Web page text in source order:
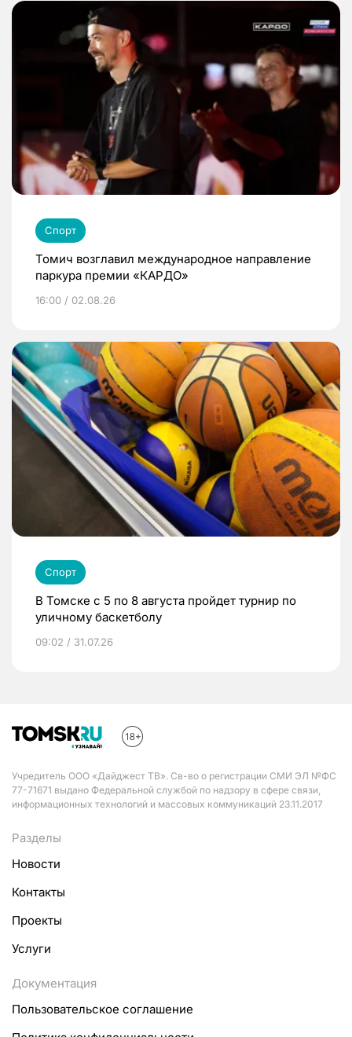
Спорт
Томич возглавил международное направление
паркура премии «КАРДО»
16:00 / 02.08.26
Спорт
В Томске с 5 по 8 августа пройдет турнир по
уличному баскетболу
09:02 / 31.07.26
Учредитель ООО «Дайджест ТВ». Св-во о регистрации СМИ ЭЛ №ФС
77-71671 выдано Федеральной службой по надзору в сфере связи,
информационных технологий и массовых коммуникаций 23.11.2017
Разделы
Новости
Контакты
Проекты
Услуги
Документация
Пользовательское соглашение